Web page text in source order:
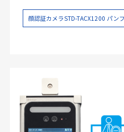
顔認証カメラSTD-TACX1200 パン